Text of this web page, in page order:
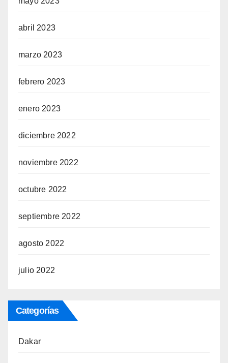
abril 2023
marzo 2023
febrero 2023
enero 2023
diciembre 2022
noviembre 2022
octubre 2022
septiembre 2022
agosto 2022
julio 2022
Categorías
Dakar